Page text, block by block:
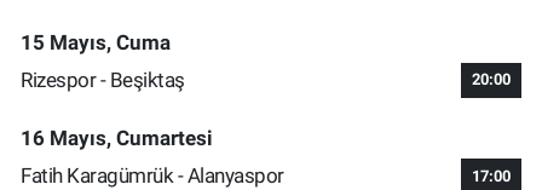
15 Mayıs, Cuma
Rizespor - Beşiktaş
20:00
16 Mayıs, Cumartesi
Fatih Karagümrük - Alanyaspor
17:00